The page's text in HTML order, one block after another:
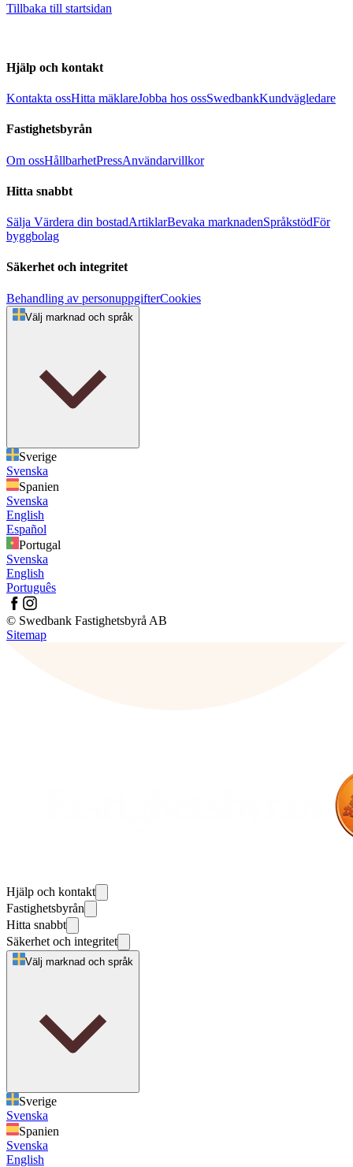
Tillbaka till startsidan
Hjälp och kontakt
Kontakta ossHitta mäklareJobba hos ossSwedbankKundvägledare
Fastighetsbyrån
Om ossHållbarhetPressAnvändarvillkor
Hitta snabbt
Sälja Värdera din bostadArtiklarBevaka marknadenSpråkstödFör
byggbolag
Säkerhet och integritet
Behandling av personuppgifterCookies
Välj marknad och språk
Sverige
Svenska
Spanien
Svenska
English
Español
Portugal
Svenska
English
Português
© Swedbank Fastighetsbyrå AB
Sitemap
Hjälp och kontakt
Fastighetsbyrån
Hitta snabbt
Säkerhet och integritet
Välj marknad och språk
Sverige
Svenska
Spanien
Svenska
English